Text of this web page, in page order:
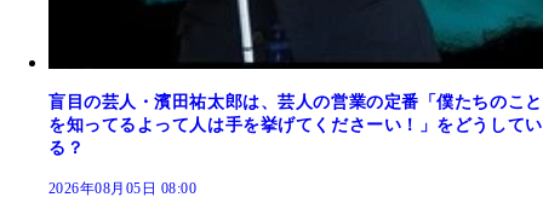
盲目の芸人・濱田祐太郎は、芸人の営業の定番「僕たちのこと
を知ってるよって人は手を挙げてくださーい！」をどうしてい
る？
2026年08月05日 08:00